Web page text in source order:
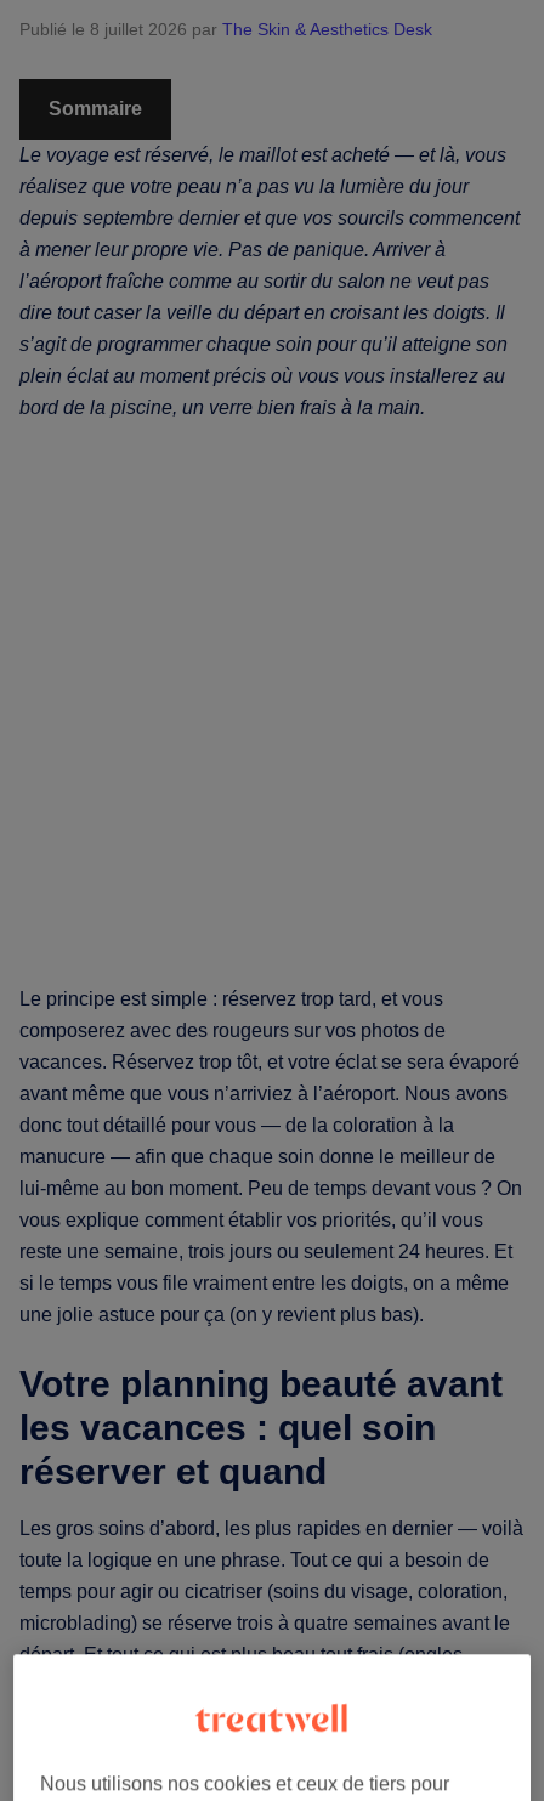
Publié le 8 juillet 2026 par The Skin & Aesthetics Desk
Sommaire
Le voyage est réservé, le maillot est acheté — et là, vous
réalisez que votre peau n’a pas vu la lumière du jour
depuis septembre dernier et que vos sourcils commencent
à mener leur propre vie. Pas de panique. Arriver à
l’aéroport fraîche comme au sortir du salon ne veut pas
dire tout caser la veille du départ en croisant les doigts. Il
s’agit de programmer chaque soin pour qu’il atteigne son
plein éclat au moment précis où vous vous installerez au
bord de la piscine, un verre bien frais à la main.
Le principe est simple : réservez trop tard, et vous
composerez avec des rougeurs sur vos photos de
vacances. Réservez trop tôt, et votre éclat se sera évaporé
avant même que vous n’arriviez à l’aéroport. Nous avons
donc tout détaillé pour vous — de la coloration à la
manucure — afin que chaque soin donne le meilleur de
lui-même au bon moment. Peu de temps devant vous ? On
vous explique comment établir vos priorités, qu’il vous
reste une semaine, trois jours ou seulement 24 heures. Et
si le temps vous file vraiment entre les doigts, on a même
une jolie astuce pour ça (on y revient plus bas).
Votre planning beauté avant
les vacances : quel soin
réserver et quand
Les gros soins d’abord, les plus rapides en dernier — voilà
toute la logique en une phrase. Tout ce qui a besoin de
temps pour agir ou cicatriser (soins du visage, coloration,
microblading) se réserve trois à quatre semaines avant le
départ. Et tout ce qui est plus beau tout frais (ongles,
laissant à chaque soin l’espace qu’il mérite, votre peau et
reposée plutôt qu’irritée.
Nous utilisons nos cookies et ceux de tiers pour